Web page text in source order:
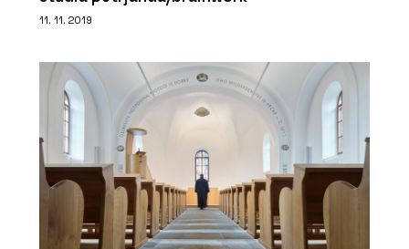
Venkovní dlažba Semmelrock s
PRODUKTY
11. 11. 2019